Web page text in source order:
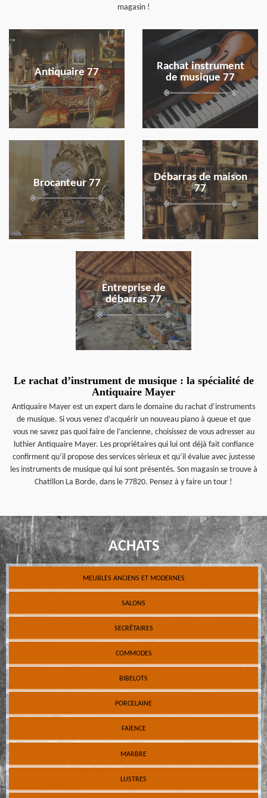
magasin !
Antiquaire 77
en savoir plus
Rachat instrument
de musique 77
en savoir plus
Brocanteur 77
en savoir plus
Débarras de maison
77
en savoir plus
Entreprise de
débarras 77
en savoir plus
Le rachat d’instrument de musique : la spécialité de
Antiquaire Mayer
Antiquaire Mayer est un expert dans le domaine du rachat d’instruments
de musique. Si vous venez d’acquérir un nouveau piano à queue et que
vous ne savez pas quoi faire de l’ancienne, choisissez de vous adresser au
luthier Antiquaire Mayer. Les propriétaires qui lui ont déjà fait confiance
confirment qu’il propose des services sérieux et qu’il évalue avec justesse
les instruments de musique qui lui sont présentés. Son magasin se trouve à
Chatillon La Borde, dans le 77820. Pensez à y faire un tour !
ACHATS
MEUBLES ANCIENS ET MODERNES
SALONS
SECRÉTAIRES
COMMODES
BIBELOTS
PORCELAINE
FAÏENCE
MARBRE
LUSTRES